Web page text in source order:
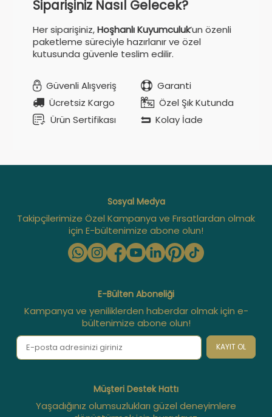
Siparişiniz Nasıl Gelecek?
Her siparişiniz,Hoşhanlı Kuyumculuk’un özenli
paketleme süreciyle hazırlanır ve özel
kutusunda güvenle teslim edilir.
Güvenli Alışveriş
Garanti
Ücretsiz Kargo
Özel Şık Kutunda
Ürün Sertifikası
Kolay İade
Sosyal Medya
Takipçilerimize Özel Kampanya ve Fırsatlardan olmak
için E-bültenimize abone olun!
E-Bülten Aboneliği
Kampanya ve yeniliklerden haberdar olmak için e-
bültenimize abone olun!
KAYIT OL
Müşteri Destek Hattı
Yaşadığınız olumsuzlukları güzel deneyimlere